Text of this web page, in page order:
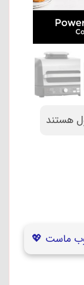
هستند
ماست 💖